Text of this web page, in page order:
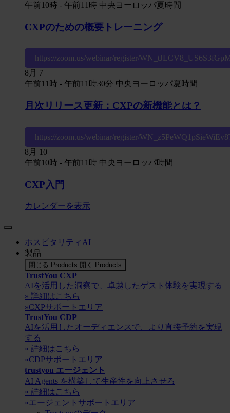
午前10時 - 午前11時 中央ヨーロッパ夏時間
CXPのための概要トレーニング
https://zoom.us/webinar/register/
8月 7
午前11時 - 午前11時30分 中央ヨーロッパ夏時間
月次リリース更新：CXPの新機能とは？
https://zoom.us/webinar/register/
8月
10
午前10時 - 午前11時 中央ヨーロッパ時間
CXP入門
カレンダーを表示
ホスピタリティAI
製品
閉じる Products 開く Products
TrustYou CXP
AIを活用した洞察で、卓越したゲスト体験を実現する
» 詳細はこちら
»CXPサポートエリア
TrustYou CDP
AIを活用したオーディエンスで、より直接予約を実現
する
» 詳細はこちら
»CDPサポートエリア
trustyou エージェント
AI Agents を構築して生産性を向上させろ
» 詳細はこちら
»エージェントサポートエリア